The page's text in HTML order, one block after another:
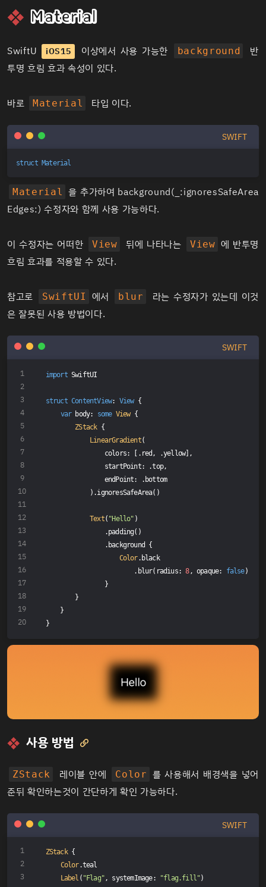
Material
SwiftU iOS15 이상에서 사용 가능한 background
반
투명 흐림 효과 속성이 있다.
바로 Material 타입 이다.
SWIFT
struct Material
Material 을 추가하여 background(_:ignoresSafeArea
Edges:) 수정자와 함께 사용 가능하다.
이 수정자는 어떠한 View 뒤에 나타나는 View 에 반투명
흐림 효과를 적용할 수 있다.
참고로 SwiftUI 에서 blur
라는 수정자가 있는데 이것
은 잘못된 사용 방법이다.
SWIFT
import SwiftUI
struct ContentView: View {
var body: some View {
ZStack {
LinearGradient(
                colors: [.red, .yellow],
                startPoint: .top,
                endPoint: .bottom
            ).ignoresSafeArea()
Text( "Hello" )
                .padding()
                .background {
Color.black
                        .blur(radius:
8, opaque: false)
                }
        }
    }
}
사용 방법 
ZStack 레이블 안에 Color 를 사용해서 배경색을 넣어
준뒤 확인하는것이 간단하게 확인 가능하다.
SWIFT
ZStack {
Color.teal
Label ( "Flag", systemImage: "flag.fill")